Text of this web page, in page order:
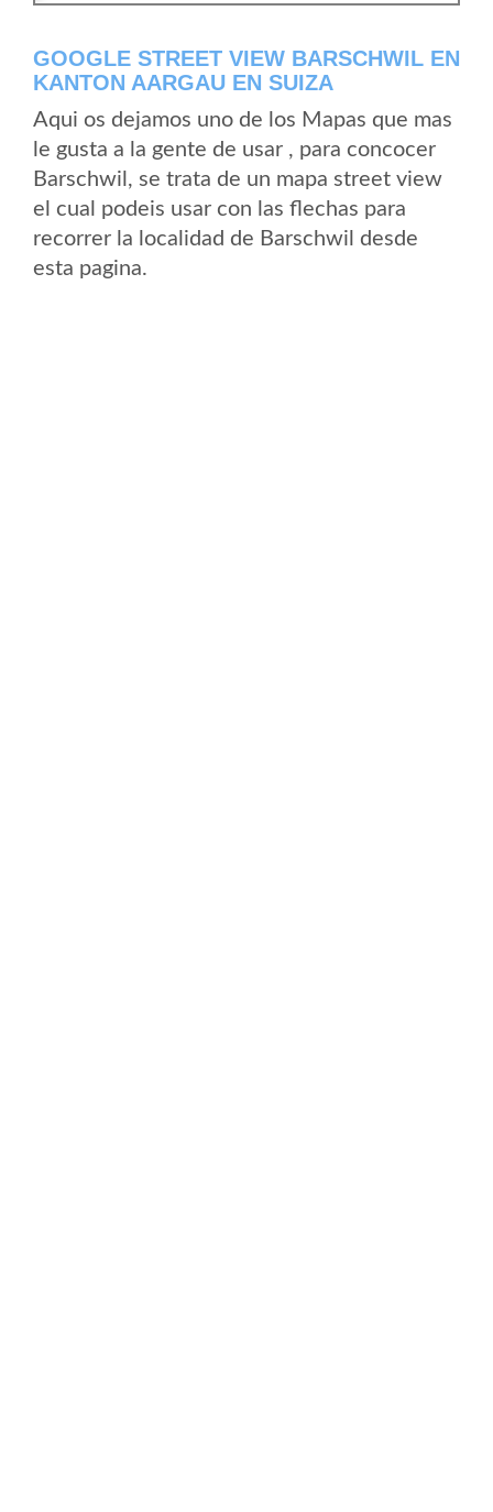
GOOGLE STREET VIEW BARSCHWIL EN
KANTON AARGAU EN SUIZA
Aqui os dejamos uno de los Mapas que mas
le gusta a la gente de usar , para concocer
Barschwil, se trata de un mapa street view
el cual podeis usar con las flechas para
recorrer la localidad de Barschwil desde
esta pagina.